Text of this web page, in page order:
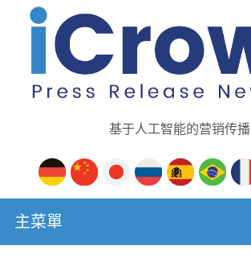
基于人工智能的营销传播
主菜單